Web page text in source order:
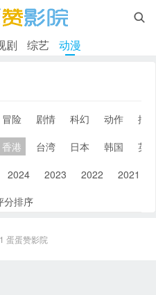

剧 综艺 动漫
冒险 剧情 科幻 动作
搞
香港 台湾 日本 韩国
英
2024 2023 2022 2021
分排序
蛋蛋赞影院